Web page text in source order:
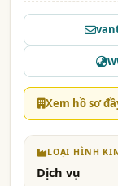
Xem hồ sơ
LOẠI HÌNH
Dịch vụ